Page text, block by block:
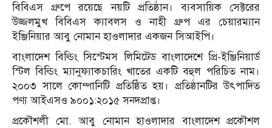
বিবিএস গ্রুপে রয়েছে নয়টি প্রতিষ্ঠান। ব্যবসায়িক সেক্টরের
উজ্জলমুখ বিবিএস ক্যাবলস ও নাহী গ্রুপ এর চেয়ারম্যান
ইঞ্জিনিয়ার আবু নোমান হাওলাদার একজন সিআইপি।
বাংলাদেশ বিল্ডিং সিস্টেমস লিমিটেড বাংলাদেশে প্রি-ইঞ্জিনিয়ার্ড
স্টিল বিল্ডিং ম্যানুফ্যাকচারিং খাতের একটি বহুল পরিচিত নাম।
২০০৩ সালে কোম্পানিটি প্রতিষ্ঠিত হয়। প্রতিষ্ঠানটির উৎপাদিত
পণ্য আইএসও ৯০০১:২০১৫ সনদপ্রাপ্ত।
প্রকৌশলী মো. আবু নোমান হাওলাদার বাংলাদেশ প্রকৌশল